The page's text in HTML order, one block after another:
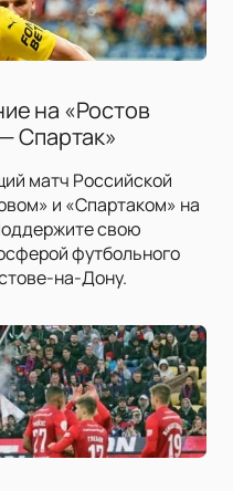
на «Ростов
Спартак»
матч Российской
и «Спартаком» на
свою
футбольного
на-Дону.